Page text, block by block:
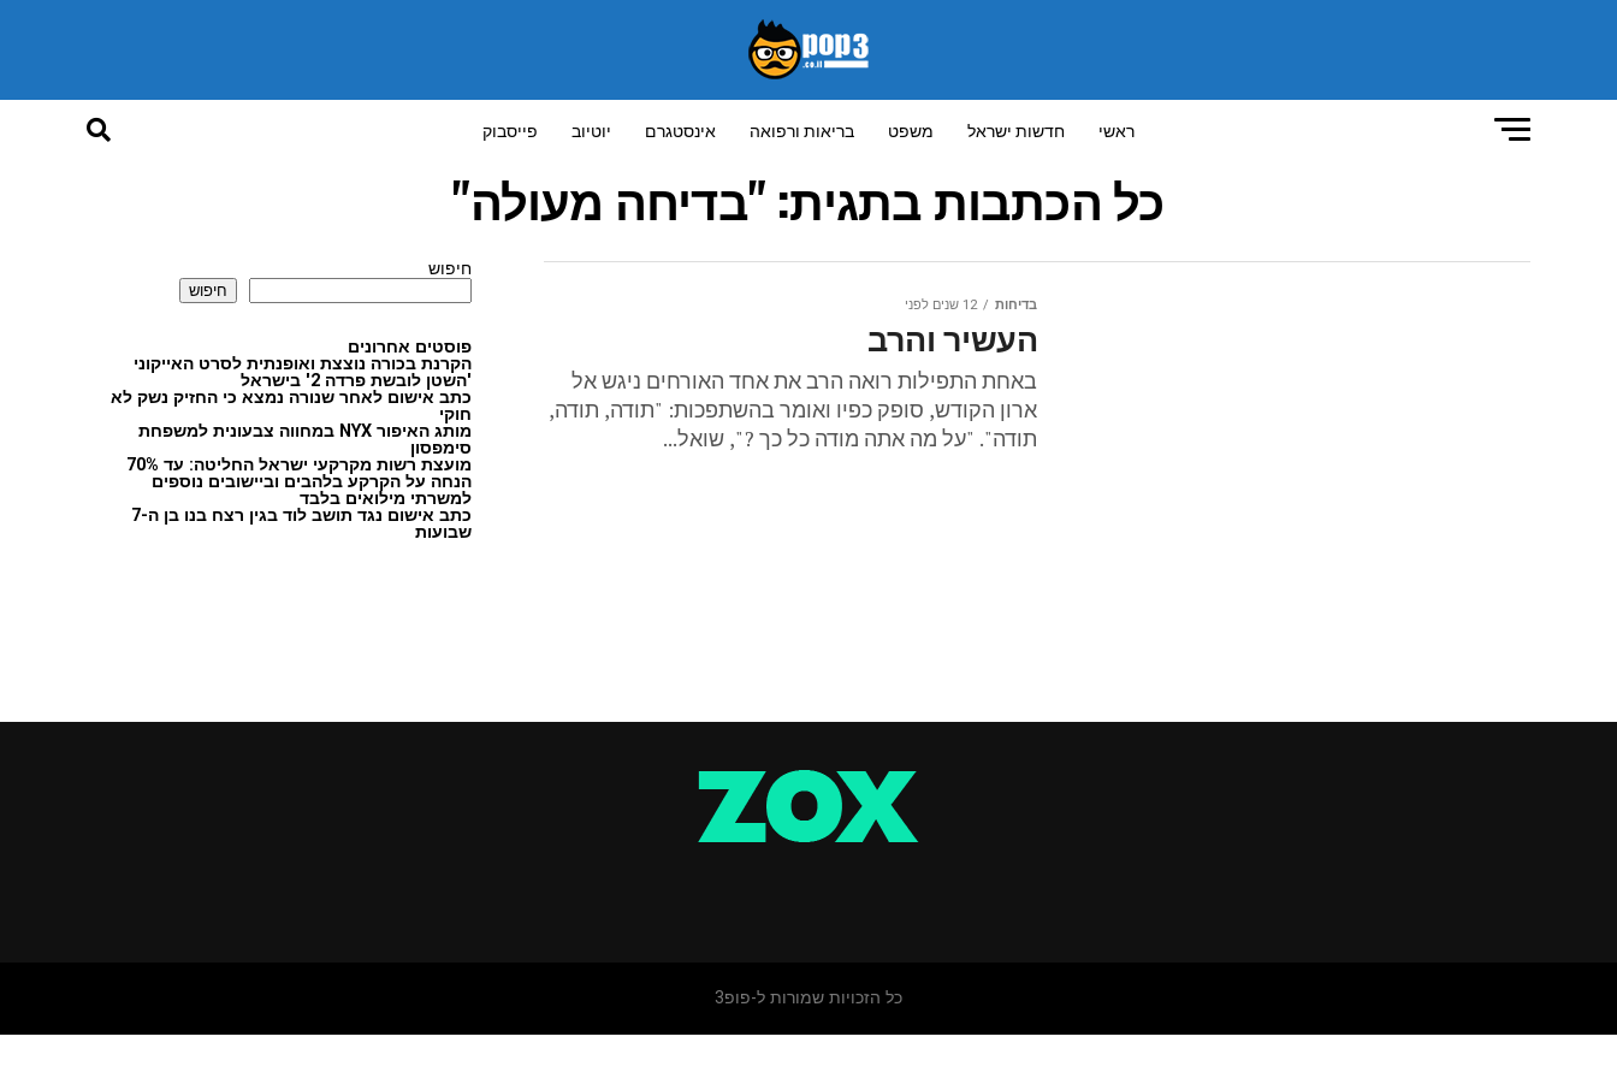
ראשי חדשות ישראל משפט בריאות ורפואה אינסטגרם יוטיוב פייסבוק
כל הכתבות בתגית: "בדיחה מעולה"
בדיחות 12 שנים לפני
העשיר והרב
באחת התפילות רואה הרב את אחד האורחים ניגש אל
ארון הקודש, סופק כפיו ואומר בהשתפכות: "תודה, תודה,
תודה". "על מה אתה מודה כל כך ?", שואל...
חיפוש
חיפוש
פוסטים אחרונים
הקרנת בכורה נוצצת ואופנתית לסרט האייקוני
'השטן לובשת פרדה 2' בישראל
כתב אישום לאחר שנורה נמצא כי החזיק נשק לא
חוקי
מותג האיפור NYX במחווה צבעונית למשפחת
סימפסון
מועצת רשות מקרקעי ישראל החליטה: עד 70%
הנחה על הקרקע בלהבים וביישובים נוספים
למשרתי מילואים בלבד
כתב אישום נגד תושב לוד בגין רצח בנו בן ה-7
שבועות
כל הזכויות שמורות ל-פופ3